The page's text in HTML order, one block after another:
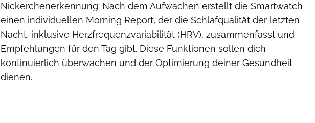
Nickerchenerkennung: Nach dem Aufwachen erstellt die Smartwatch
einen individuellen Morning Report, der die Schlafqualität der letzten
Nacht, inklusive Herzfrequenzvariabilität (HRV), zusammenfasst und
Empfehlungen für den Tag gibt. Diese Funktionen sollen dich
kontinuierlich überwachen und der Optimierung deiner Gesundheit
dienen.